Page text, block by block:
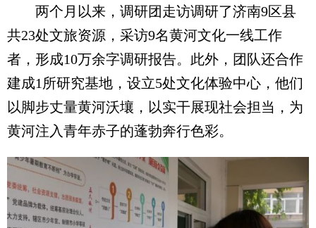
两个月以来，调研团走访调研了济南9区县
共23处文旅资源，采访9名黄河文化一线工作
者，形成10万余字调研报告。此外，团队还合作
建成1所研究基地，设立5处文化体验中心，他们
以脚步丈量黄河沃壤，以实干展现社会担当，为
黄河注入青年赤子的蓬勃奔行色彩。